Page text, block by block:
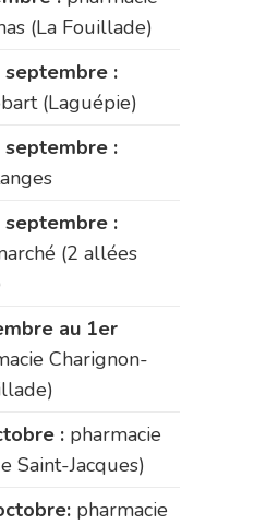
(La Fouillade)
septembre :
(Laguépie)
septembre :
septembre :
(2 allées
au 1er
Charignon-
: pharmacie
Saint-Jacques)
pharmacie